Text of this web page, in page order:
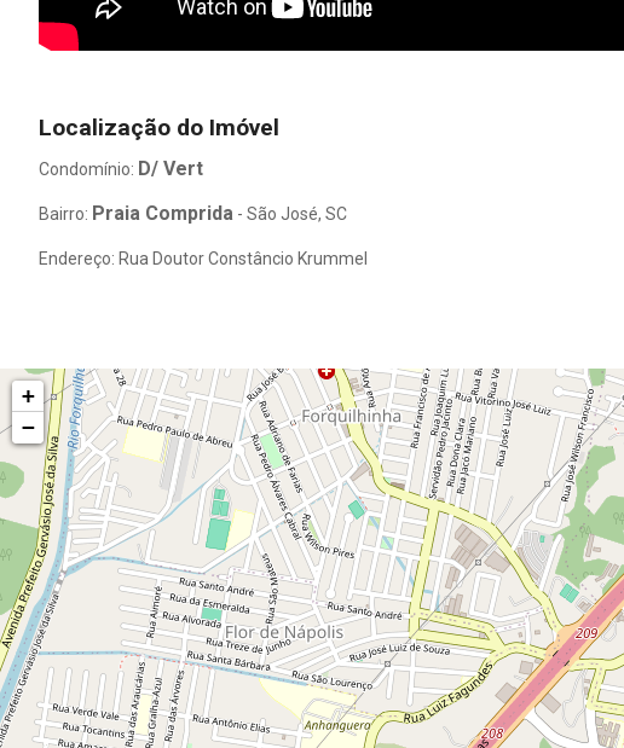
Localização do Imóvel
Condomínio: D/ Vert
Bairro: Praia Comprida - São José, SC
Endereço: Rua Doutor Constâncio Krummel
+
−